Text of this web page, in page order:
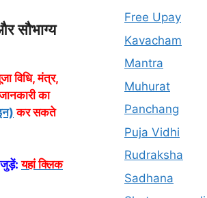
सौभाग्य
विधि, मंत्र,
का
कर सकते
यहां क्लिक
Free Upay
Kavacham
Mantra
Muhurat
Panchang
Puja Vidhi
Rudraksha
Sadhana